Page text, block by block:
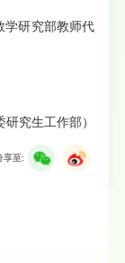
学研究部教师代
究生工作部）
享至: